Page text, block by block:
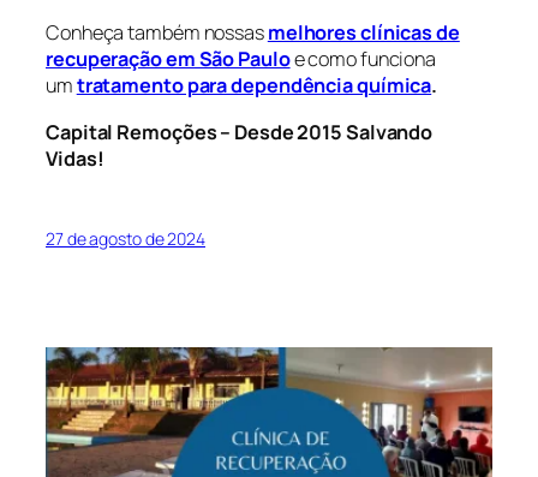
Conheça também nossasmelhores clínicas de
recuperação em São Pauloe como funciona
umtratamento para dependência química.
Capital Remoções – Desde 2015 Salvando
Vidas!
27 de agosto de 2024